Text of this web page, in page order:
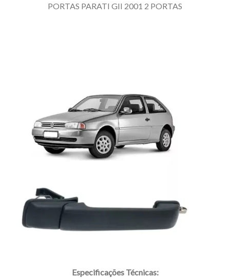
PORTAS PARATI GII 2001 2 PORTAS
Especificações Técnicas: